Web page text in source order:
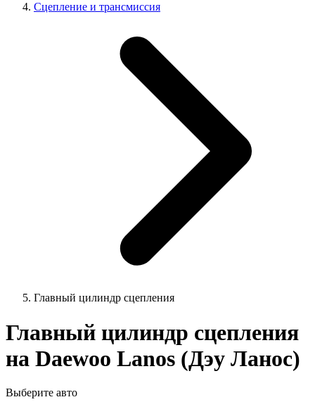
Сцепление и трансмиссия
Главный цилиндр сцепления
Главный цилиндр сцепления
на Daewoo Lanos (Дэу Ланос)
Выберите авто